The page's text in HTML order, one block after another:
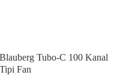
Blauberg Tubo-C 100 Kanal
Tipi Fan